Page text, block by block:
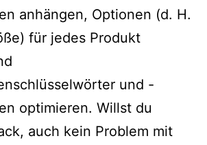
anhängen, Optionen (d. H.
für jedes Produkt
und -
optimieren. Willst du
auch kein Problem mit